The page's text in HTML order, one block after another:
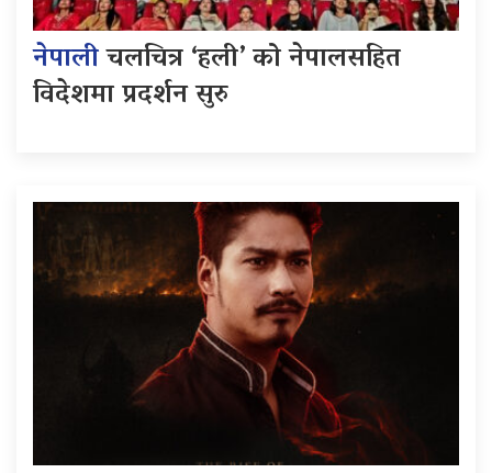
नेपालीचलचित्र ‘हली’ को नेपालसहित
विदेशमा प्रदर्शन सुरु